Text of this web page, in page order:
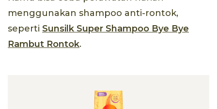
menggunakan shampoo anti-rontok,
seperti Sunsilk Super Shampoo Bye Bye
Rambut Rontok.